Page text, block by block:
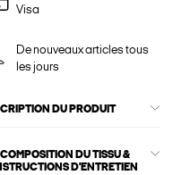
Visa
De nouveaux articles tous
les jours
DU PRODUIT
COMPOSITION DU TISSU &
D'ENTRETIEN